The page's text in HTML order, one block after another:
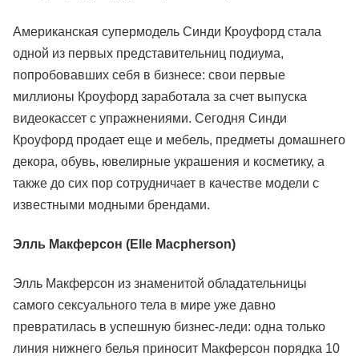
Американская супермодель Синди Кроуфорд стала
одной из первых представительниц подиума,
попробовавших себя в бизнесе: свои первые
миллионы Кроуфорд заработала за счет выпуска
видеокассет с упражнениями. Сегодня Синди
Кроуфорд продает еще и мебель, предметы домашнего
декора, обувь, ювелирные украшения и косметику, а
также до сих пор сотрудничает в качестве модели с
известными модными брендами.
Элль Макферсон (Elle Macpherson)
Элль Макферсон из знаменитой обладательницы
самого сексуального тела в мире уже давно
превратилась в успешную бизнес-леди: одна только
линия нижнего белья приносит Макферсон порядка 10